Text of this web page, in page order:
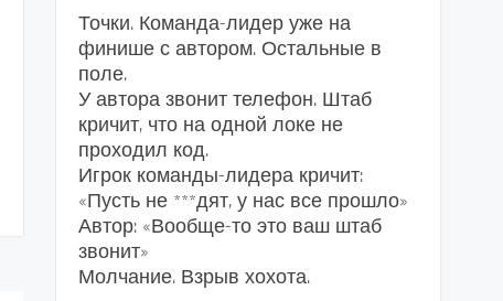
Точки. Команда-лидер уже на
финише с автором. Остальные в
поле.
У автора звонит телефон. Штаб
кричит, что на одной локе не
проходил код.
Игрок команды-лидера кричит:
«Пусть не ***дят, у нас все прошло»
Автор: «Вообще-то это ваш штаб
звонит»
Молчание. Взрыв хохота.